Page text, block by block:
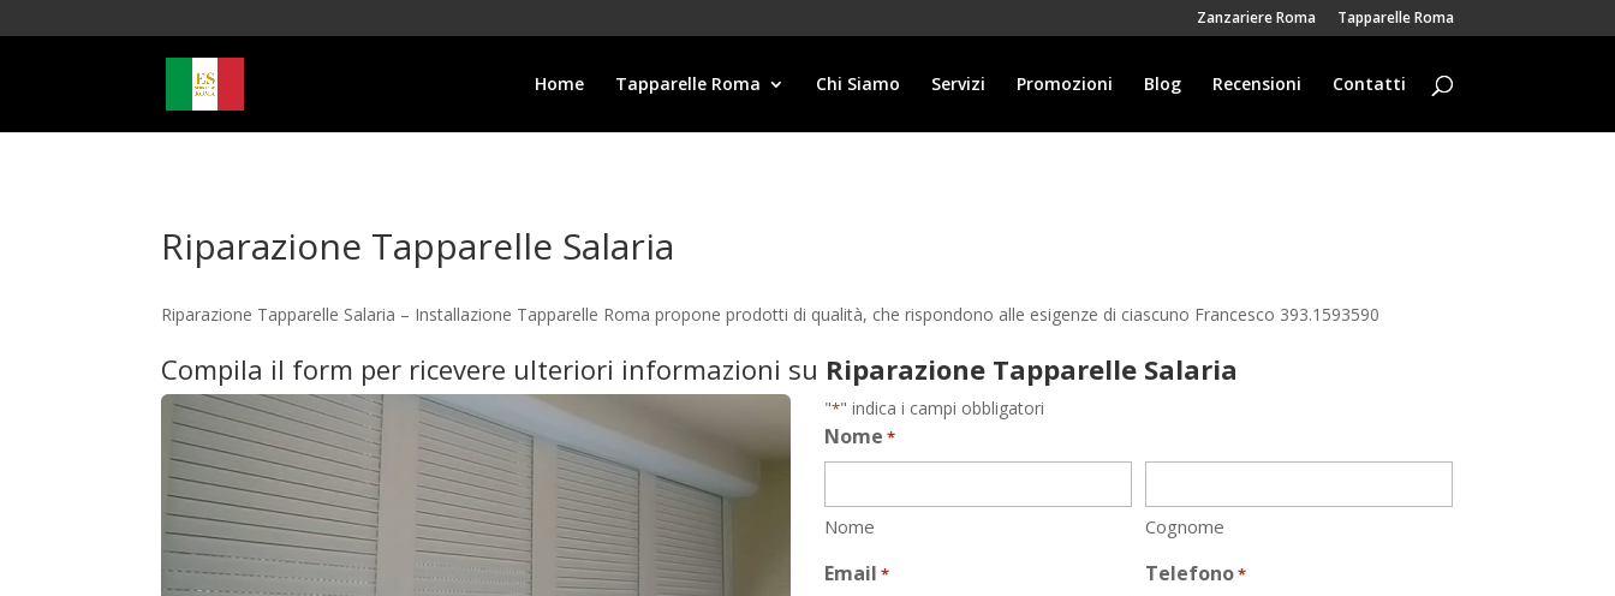
Zanzariere Roma Tapparelle Roma
Home Tapparelle Roma Chi Siamo Servizi Promozioni Blog Recensioni Contatti
Riparazione Tapparelle Salaria
Riparazione Tapparelle Salaria – Installazione Tapparelle Roma propone prodotti di qualità, che rispondono alle esigenze di ciascuno Francesco 393.1593590
Compila il form per ricevere ulteriori informazioni su Riparazione Tapparelle Salaria
"*" indica i campi obbligatori
Nome *
Nome Cognome
Email * Telefono*